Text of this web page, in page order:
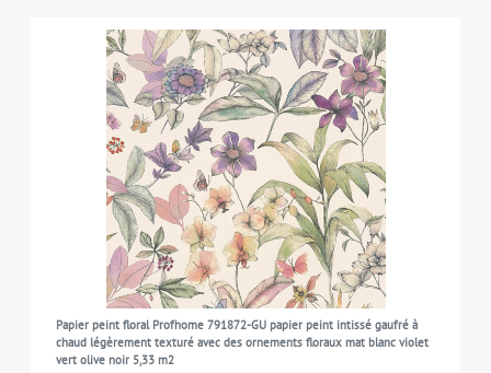
Papier peint floral Profhome 791872-GU papier peint intissé gaufré à
chaud légèrement texturé avec des ornements floraux mat blanc violet
vert olive noir 5,33 m2